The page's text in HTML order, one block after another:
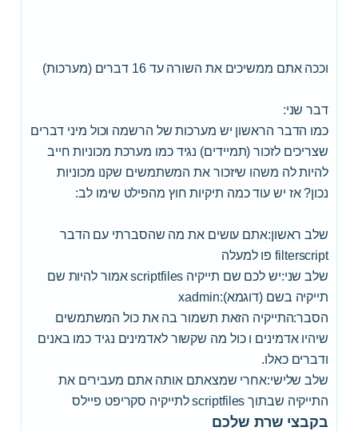
וככה אתם ממשיכים את השורה עד 16 דברים (מערכות)
דבר שני:
כמו הדבר הראשון יש מערכות של הרשמה וכול מיני דברים
שצריכים לזכור (תמיידים) נגיד כמו מערכת מכוניות חייב
להיות לה משהו שיזכור את המשתמשים שקנו מכוניות
נכון? אז יש עוד כמה תיקיות חוץ מהפילט שימו לב:
שלב ראשון:אתם עושים את מה שהסברתי עם הדבר
filterscript פו למעלה
שלב שני:יש לכם שם תייקיה scriptfiles אמור להיות שם
תייקיה בשם (דוגמא):xadmin
הסבר:התייקיה הזאת תשמור בה את כול המשתמשים
שיהיו אדמינים ו כול מה שקשור לאדמינים נגיד כמו באנים
ודברים כאלו.
שלב שלישי:אחרי שמצאתם אותה אתם מעבירים את
התייקיה שבתוך scriptfiles לתייקיה סקריפט פיילס
בקבצי שרת שלכם